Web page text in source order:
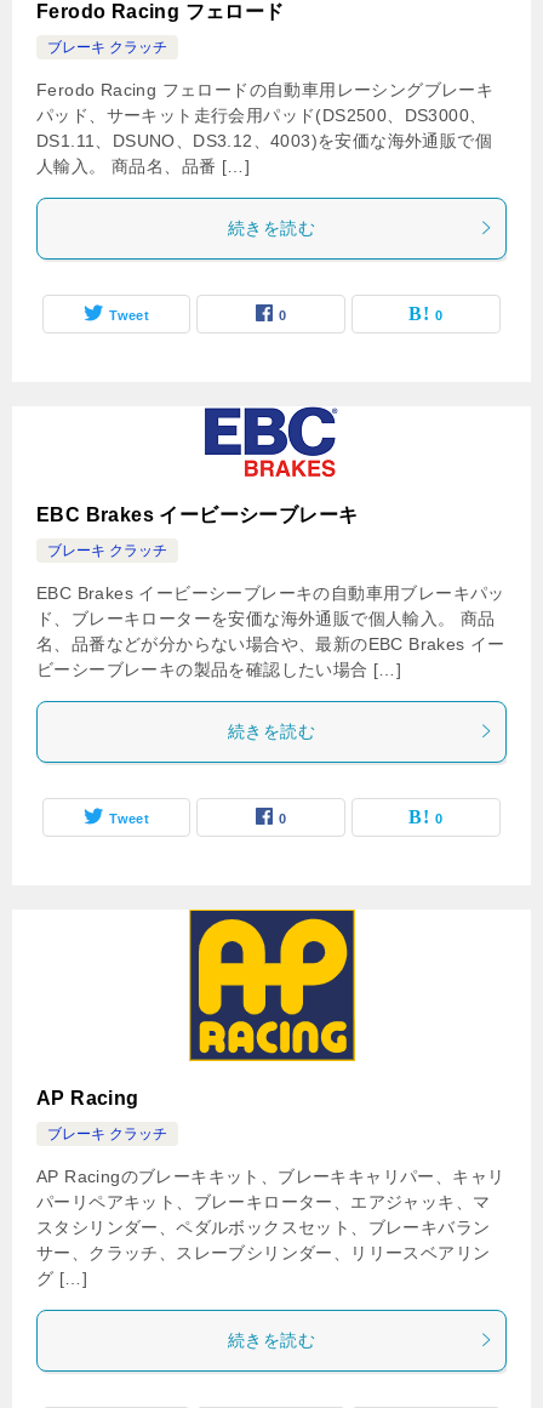
Ferodo Racing フェロード
ブレーキ クラッチ
Ferodo Racing フェロードの自動車用レーシングブレーキ
パッド、サーキット走行会用パッド(DS2500、DS3000、
DS1.11、DSUNO、DS3.12、4003)を安価な海外通販で個
人輸入。 商品名、品番 […]
続きを読む
Tweet 0 0
EBC Brakes イービーシーブレーキ
ブレーキ クラッチ
EBC Brakes イービーシーブレーキの自動車用ブレーキパッ
ド、ブレーキローターを安価な海外通販で個人輸入。 商品
名、品番などが分からない場合や、最新のEBC Brakes イー
ビーシーブレーキの製品を確認したい場合 […]
続きを読む
Tweet 0 0
AP Racing
ブレーキ クラッチ
AP Racingのブレーキキット、ブレーキキャリパー、キャリ
パーリペアキット、ブレーキローター、エアジャッキ、マ
スタシリンダー、ペダルボックスセット、ブレーキバラン
サー、クラッチ、スレーブシリンダー、リリースベアリン
グ […]
続きを読む